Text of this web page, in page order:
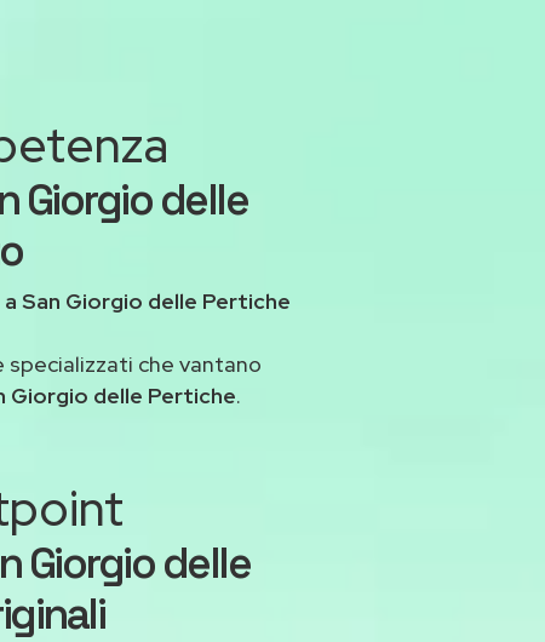
Giorgio delle
a San Giorgio delle Pertiche
che vantano
Giorgio delle Pertiche.
Giorgio delle